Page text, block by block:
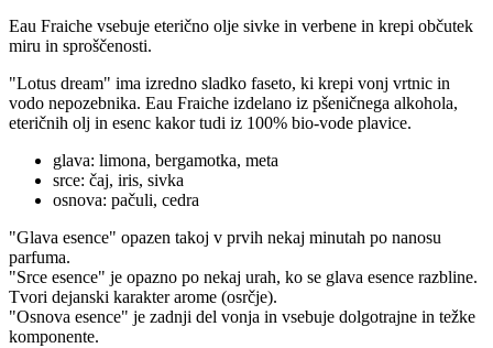
Eau Fraiche vsebuje eterično olje sivke in verbene in krepi občutek
miru in sproščenosti.
"Lotus dream" ima izredno sladko faseto, ki krepi vonj vrtnic in
vodo nepozebnika. Eau Fraiche izdelano iz pšeničnega alkohola,
eteričnih olj in esenc kakor tudi iz 100% bio-vode plavice.
glava: limona, bergamotka, meta
srce: čaj, iris, sivka
osnova: pačuli, cedra
"Glava esence" opazen takoj v prvih nekaj minutah po nanosu
parfuma.
"Srce esence" je opazno po nekaj urah, ko se glava esence razbline.
Tvori dejanski karakter arome (osrčje).
"Osnova esence" je zadnji del vonja in vsebuje dolgotrajne in težke
komponente.